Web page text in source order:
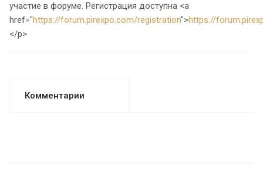
участие в форуме. Регистрация доступна <a
href="https://forum.pirexpo.com/registration">https://
</p>
Комментарии